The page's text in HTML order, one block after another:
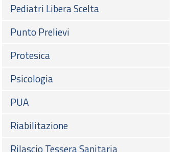
Pediatri Libera Scelta
Punto Prelievi
Protesica
Psicologia
PUA
Riabilitazione
Rilascio Tessera Sanitaria